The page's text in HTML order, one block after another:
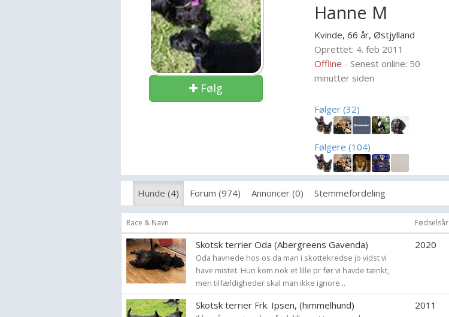
Følg
Hanne M
Kvinde, 66 år,Østjylland
Oprettet: 4. feb 2011
Offline - Senest online: 50
minutter siden
Følger (32)
Følgere (104)
Hunde (4) Forum (974) Annoncer (0) Stemmefordeling
Race & Navn Fødselsår
Skotsk terrier Oda (Abergreens Gavenda)
Oda havnede hos os da man i skottekredse jo vidst vi
have mistet. Hun kom nok et lille pr før vi havde tænkt,
men tilfældigheder skal man ikke ignore...
2020
Skotsk terrier Frk. Ipsen, (himmelhund) 2011